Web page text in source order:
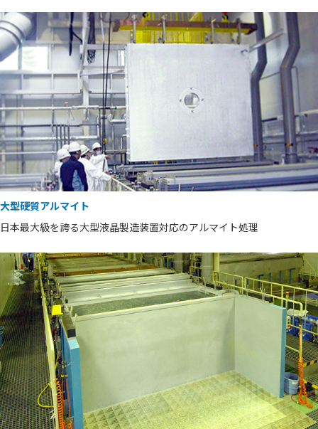
大型硬質アルマイト
日本最大級を誇る大型液晶製造装置対応のアルマイト処理